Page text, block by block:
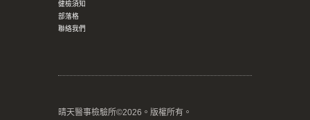
健檢須知
部落格
聯絡我們
晴天醫事檢驗所©2026。版權所有。